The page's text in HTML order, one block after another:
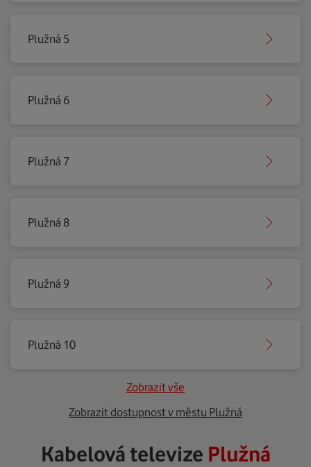
Plužná 5
Plužná 6
Plužná 7
Plužná 8
Plužná 9
Plužná 10
Zobrazit vše
Zobrazit dostupnost v městu Plužná
Kabelová televize Plužná